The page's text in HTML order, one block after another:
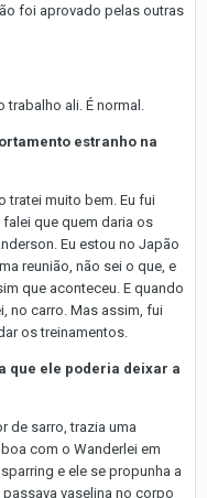
foi aprovado pelas outras
ali. É normal.
estranho na
tratei muito bem. Eu fui
que quem daria os
Eu estou no Japão
reunião, não sei o que, e
que aconteceu. E quando
no carro. Mas assim, fui
os treinamentos.
que ele poderia deixar a
de sarro, trazia uma
com o Wanderlei em
e ele se propunha a
vaselina no corpo